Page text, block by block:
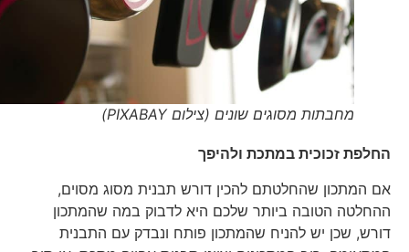
מחבתות מסוגים שונים (צילום PIXABAY)
החלפת זכוכית במתכת ולהיפך
אם המתכון שהחלטתם להכין דורש תבנית מסוג מסוים,
ההחלטה הטובה ביותר שלכם היא לדבוק במה שהמתכון
דורש, שכן יש להניח שהמתכון פותח ונבדק עם התבנית